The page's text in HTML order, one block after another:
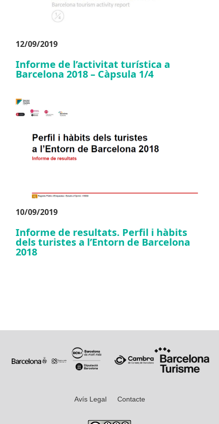
12/09/2019
Informe de l’activitat turística a
Barcelona 2018 – Càpsula 1/4
10/09/2019
Informe de resultats. Perfil i hàbits
dels turistes a l’Entorn de Barcelona
2018
Avís Legal Contacte